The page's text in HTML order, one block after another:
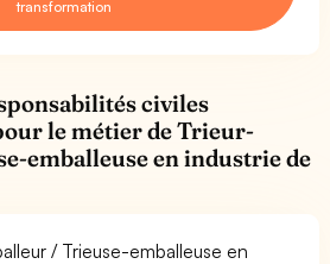
transformation
civiles
le métier de Trieur-
emballeuse en industrie de
/ Trieuse-emballeuse en